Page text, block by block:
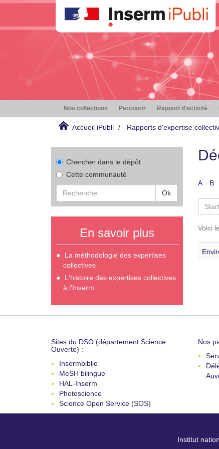
Nos collections Parcourir Rapport d'activité
Accueil iPubli Rapports d'expertise
Chercher dans le dépôt
Cette communauté
Ok
En savoir plus
La méthodologie des expertises
collectives
L'histoire des expertises collectives
à l'Inserm
A B
Voici
Sites du DSO (département Science
Ouverte) :
Insermbiblio
MeSH bilingue
HAL-Inserm
Photoscience
Science Open Service (SOS)
Nos
Institut